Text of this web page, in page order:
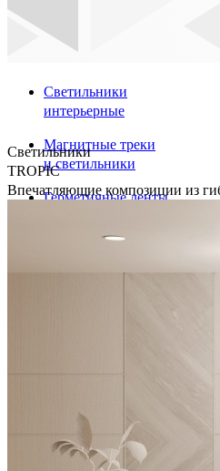
Светильники
интерьерные
Магнитные треки
и светильники
Герметичные ленты
Светильники
TROPIC
Впечатляющие композиции из